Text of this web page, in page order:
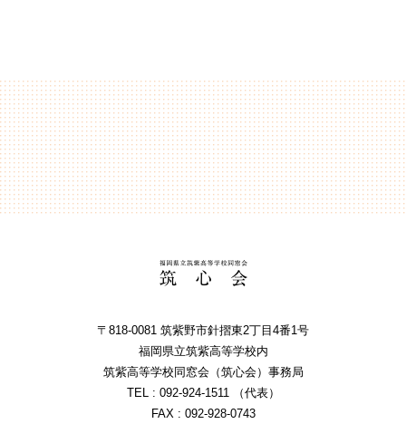
〒818-0081 筑紫野市針摺東2丁⽬4番1号
福岡県⽴筑紫⾼等学校内
筑紫⾼等学校同窓会（筑⼼会）事務局
TEL : 092-924-1511 （代表）
FAX : 092-928-0743